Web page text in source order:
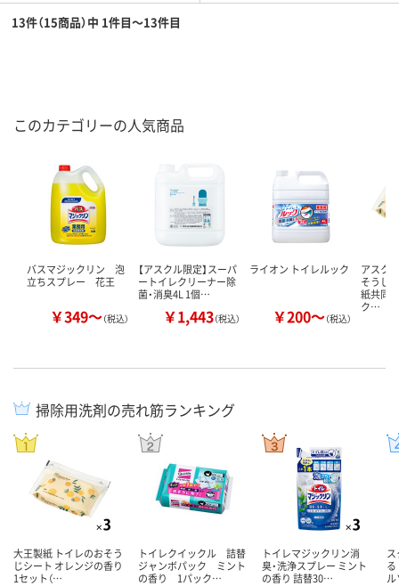
13件（15商品）中 1件目～13件目
このカテゴリーの人気商品
バスマジックリン 泡
立ちスプレー 花王
￥349～（税込）
【アスクル限定】スーパ
ートイレクリーナー除
菌・消臭4L 1個…
￥1,443（税込）
ライオン トイレルック
￥200～（税込）
アスク
そうじ
紙共同
ク…
掃除用洗剤の売れ筋ランキング
大王製紙 トイレのおそう
じシート オレンジの香り
1セット（…
トイレクイックル 詰替
ジャンボパック ミント
の香り 1パック…
トイレマジックリン消
臭・洗浄スプレー ミント
の香り 詰替30…